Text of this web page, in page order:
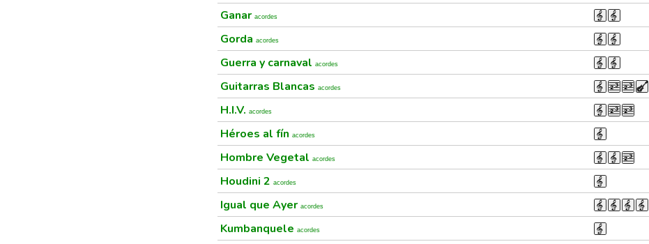
Ganar acordes
Gorda acordes
Guerra y carnaval acordes
Guitarras Blancas acordes
H.I.V. acordes
Héroes al fín acordes
Hombre Vegetal acordes
Houdini 2 acordes
Igual que Ayer acordes
Kumbanquele acordes